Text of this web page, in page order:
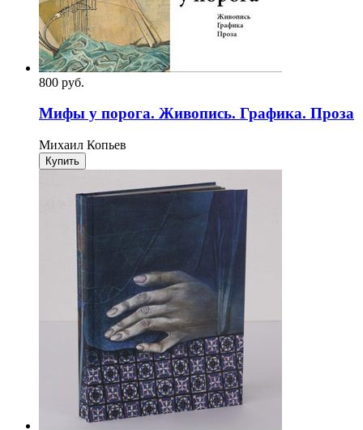
800 pуб.
Мифы у порога. Живопись. Графика. Проза
Михаил Копьев
Купить